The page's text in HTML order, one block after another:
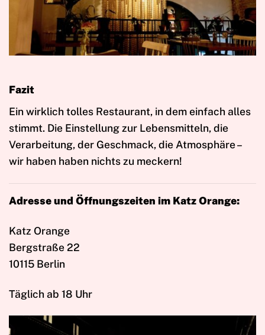
Fazit
Ein wirklich tolles Restaurant, in dem einfach alles
stimmt. Die Einstellung zur Lebensmitteln, die
Verarbeitung, der Geschmack, die Atmosphäre –
wir haben haben nichts zu meckern!
Adresse und Öffnungszeiten im Katz Orange:
Katz Orange
Bergstraße 22
10115 Berlin
Täglich ab 18 Uhr